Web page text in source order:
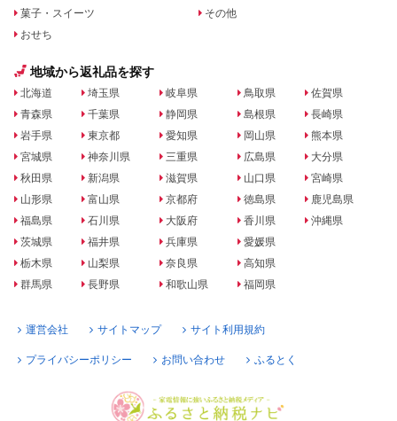
菓子・スイーツ
おせち
その他
地域から返礼品を探す
北海道
青森県
岩手県
宮城県
秋田県
山形県
福島県
茨城県
栃木県
群馬県
埼玉県
千葉県
東京都
神奈川県
新潟県
富山県
石川県
福井県
山梨県
長野県
岐阜県
静岡県
愛知県
三重県
滋賀県
京都府
大阪府
兵庫県
奈良県
和歌山県
鳥取県
島根県
岡山県
広島県
山口県
徳島県
香川県
愛媛県
高知県
福岡県
佐賀県
長崎県
熊本県
大分県
宮崎県
鹿児島県
沖縄県
運営会社 サイトマップ サイト利用規約
プライバシーポリシー お問い合わせ ふるとく